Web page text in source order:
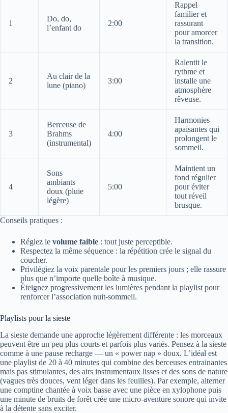
1
Do, do,
l’enfant do
2:00
Rappel
familier et
rassurant
pour amorcer
la transition.
2
Au clair de la
lune (piano)
3:00
Ralentit le
rythme et
installe une
atmosphère
rêveuse.
3
Berceuse de
Brahms
(instrumental)
4:00
Harmonies
apaisantes qui
prolongent le
sommeil.
4
Sons
ambiants
doux (pluie
légère)
5:00
Maintient un
fond régulier
pour éviter
tout réveil
brusque.
Conseils pratiques :
Réglez le volume faible : tout juste perceptible.
Respectez la même séquence : la répétition crée le signal du
coucher.
Privilégiez la voix parentale pour les premiers jours ; elle rassure
plus que n’importe quelle boîte à musique.
Éteignez progressivement les lumières pendant la playlist pour
renforcer l’association nuit-sommeil.
Playlists pour la sieste
La sieste demande une approche légèrement différente : les morceaux
peuvent être un peu plus courts et parfois plus variés. Pensez à la sieste
comme à une pause recharge — un « power nap » doux. L’idéal est
une playlist de 20 à 40 minutes qui combine des berceuses entrainantes
mais pas stimulantes, des airs instrumentaux lisses et des sons de nature
(vagues très douces, vent léger dans les feuilles). Par exemple, alterner
une comptine chantée à voix basse avec une pièce en xylophone puis
une minute de bruits de forêt crée une micro-aventure sonore qui invite
à la détente sans exciter.